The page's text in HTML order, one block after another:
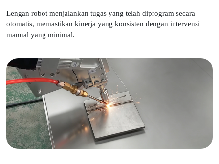
Lengan robot menjalankan tugas yang telah diprogram secara
otomatis, memastikan kinerja yang konsisten dengan intervensi
manual yang minimal.